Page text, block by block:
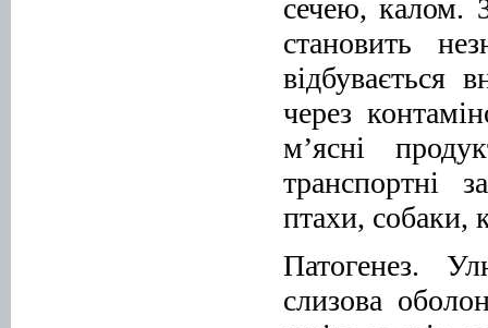
сечею, калом.
становить
відбувається
через
м’ясні
транспортні
птахи, собаки,
Патогенез.
слизова